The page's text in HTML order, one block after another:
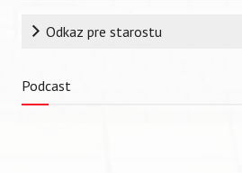
Odkaz pre starostu
Podcast